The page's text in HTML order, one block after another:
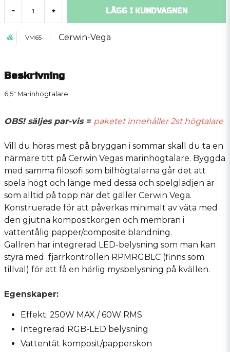
- + LÄGG I KUNDVAGNEN
VM65 Cerwin-Vega
Beskrivning
6,5" Marinhögtalare
OBS! säljes par-vis = paketet innehåller 2st högtalare
Vill du höras mest på bryggan i sommar skall du ta en
närmare titt på Cerwin Vegas marinhögtalare. Byggda
med samma filosofi som bilhögtalarna går det att
spela högt och länge med dessa och spelglädjen är
som alltid på topp när det gäller Cerwin Vega.
Konstruerade för att påverkas minimalt av väta med
den gjutna kompositkorgen och membran i
vattentålig papper/composite blandning.
Gallren har integrerad LED-belysning som man kan
styra med fjärrkontrollen RPMRGBLC (finns som
tillval) för att få en härlig mysbelysning på kvällen.
Egenskaper:
Effekt: 250W MAX / 60W RMS
Integrerad RGB-LED belysning
Vattentät komposit/papperskon